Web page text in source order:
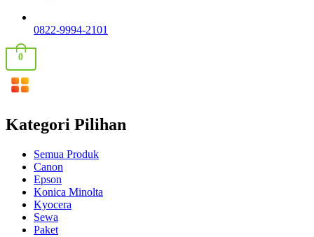
0822-9994-2101
0
Kategori Pilihan
Semua Produk
Canon
Epson
Konica Minolta
Kyocera
Sewa
Paket